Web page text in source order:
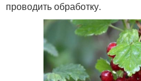
проводить обработку.